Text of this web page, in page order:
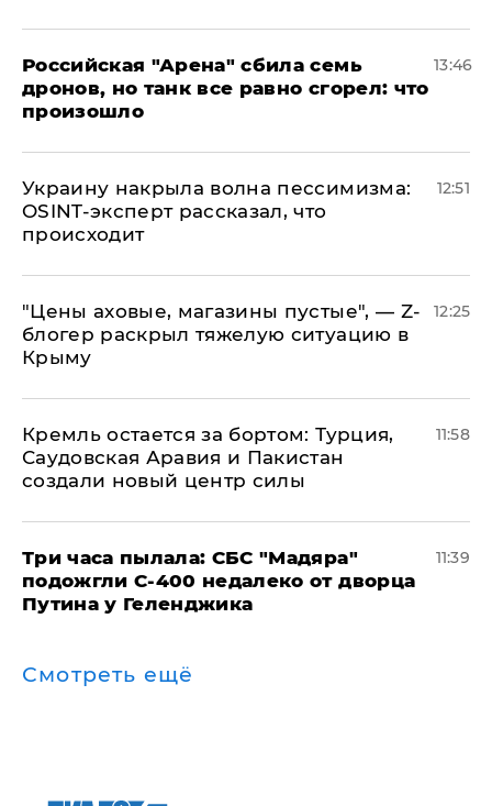
​Российская "Арена" сбила семь
дронов, но танк все равно сгорел: что
произошло
13:46
​Украину накрыла волна пессимизма:
OSINT-эксперт рассказал, что
происходит
12:51
​"Цены аховые, магазины пустые", — Z-
блогер раскрыл тяжелую ситуацию в
Крыму
12:25
​Кремль остается за бортом: Турция,
Саудовская Аравия и Пакистан
создали новый центр силы
11:58
Три часа пылала: СБС "Мадяра"
подожгли С-400 недалеко от дворца
Путина у Геленджика
11:39
Смотреть ещё